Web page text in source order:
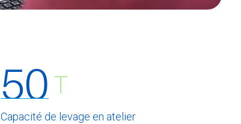
50T
Capacité de levage en atelier